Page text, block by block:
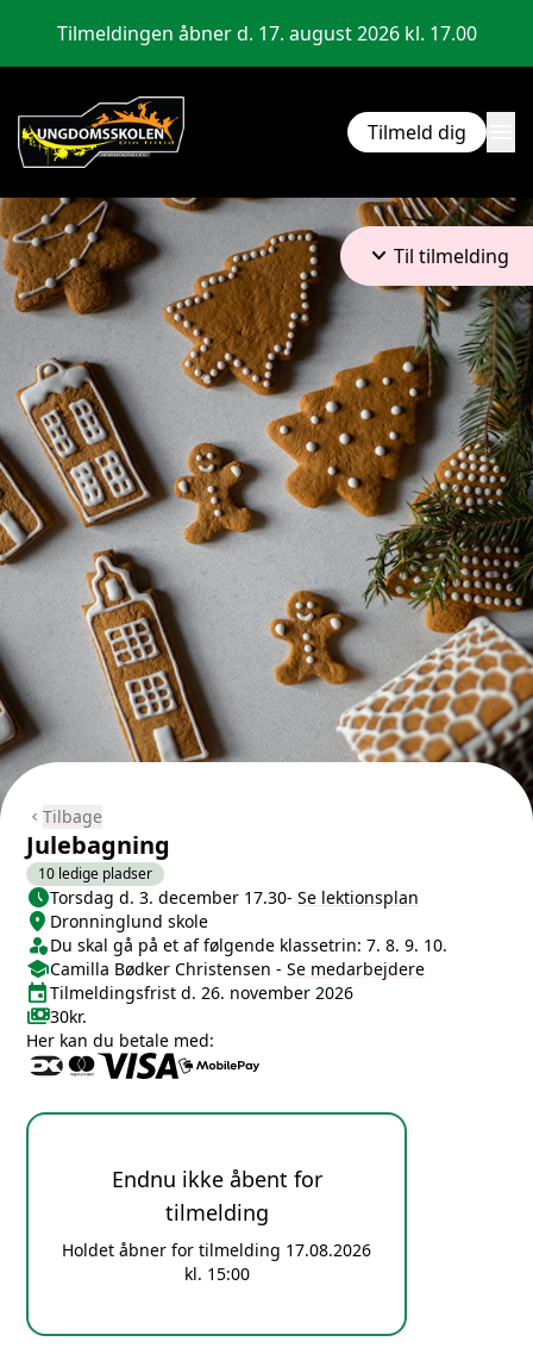
Tilmeldingen åbner d. 17. august 2026 kl. 17.00
Tilmeld dig
keyboard_arrow_down Til tilmelding
chevron_left Tilbage
Julebagning
10 ledige pladser
Næste lektion
scheduleTorsdag d. 3. december 17.30- Se lektionsplan
Sted/Adresse
location_on Dronninglund skole
Klasse/Aldersbegrænsning
person_shieldDu skal gå på et af følgende klassetrin: 7. 8. 9. 10.
Medarbejdere
schoolCamilla Bødker Christensen - Se medarbejdere
Tilmeldingsfrist
eventTilmeldingsfrist d. 26. november 2026
Pris
payments30kr.
Her kan du betale med:
Endnu ikke åbent for
tilmelding
Holdet åbner for tilmelding 17.08.2026
kl. 15:00